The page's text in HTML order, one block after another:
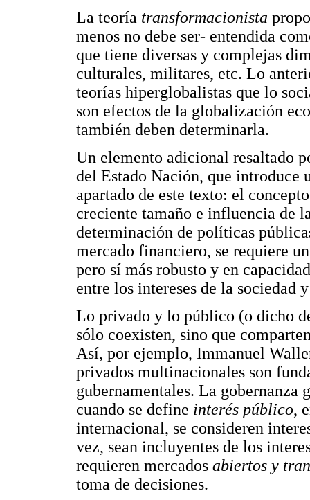
La teoría transformacionista
menos no debe ser- entendida
que tiene diversas y complejas
culturales, militares, etc. Lo
teorías hiperglobalistas que lo
son efectos de la globalización
también deben determinarla.
Un elemento adicional resaltado
del Estado Nación, que introduce
apartado de este texto: el
creciente tamaño e influencia de
determinación de políticas
mercado financiero, se requiere
pero sí más robusto y en
entre los intereses de la sociedad
Lo privado y lo público (o dicho
sólo coexisten, sino que
Así, por ejemplo, Immanuel
privados multinacionales son
gubernamentales. La
cuando se define interés público,
internacional, se consideren
vez, sean incluyentes de los
requieren mercados abiertos y
toma de decisiones.